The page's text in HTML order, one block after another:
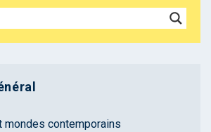
mondes contemporains